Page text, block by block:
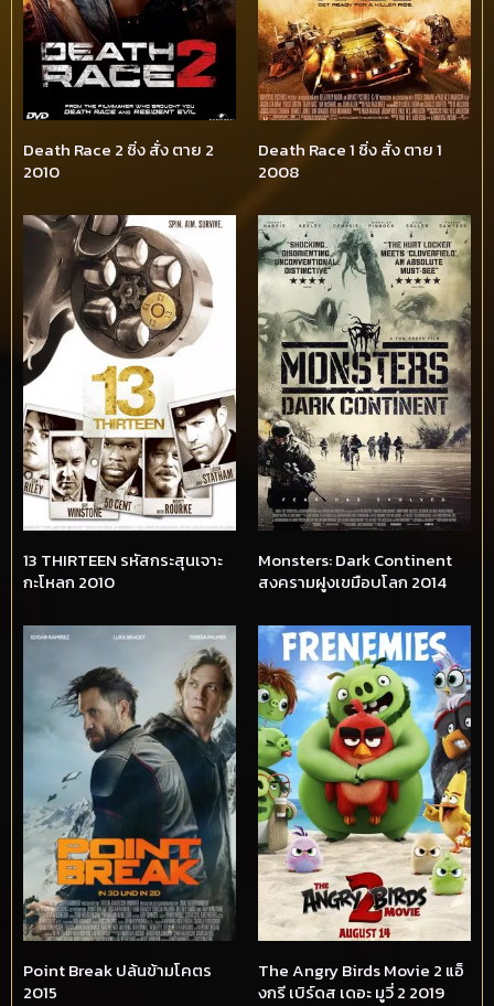
Death Race 2 ซิ่ง สั่ง ตาย 2
2010
Death Race 1 ซิ่ง สั่ง ตาย 1
2008
13 THIRTEEN รหัสกระสุนเจาะ
กะโหลก 2010
Monsters: Dark Continent
สงครามฝูงเขมือบโลก 2014
Point Break ปล้นข้ามโคตร
2015
The Angry Birds Movie 2 แอ็
งกรี เบิร์ดส เดอะ มูวี่ 2 2019